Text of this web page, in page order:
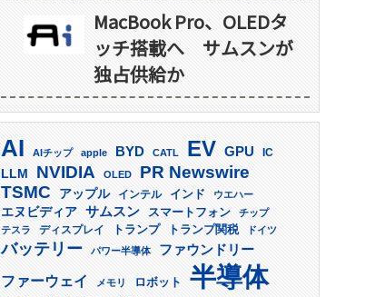
MacBook Pro、OLEDタ
ッチ搭載へ サムスンが
独占供給か
AI AIチップ apple BYD CATL EV GPU IC
LLM NVIDIA OLED PR Newswire
TSMC アップル インテル インド ウエハー
エヌビディア サムスン スマートフォン
チップ
テスラ
ディスプレイ トランプ トランプ関税 ドイツ
バッテリー パワー半導体 ファウンドリー
ファーウェイ メモリ ロボット 半導体